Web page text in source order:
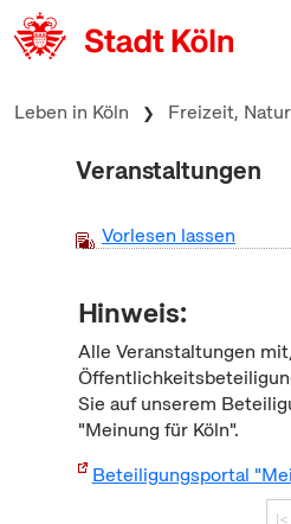
zum Inhalt springen
Leben in Köln Freizeit,
Veranstaltungen
Vorlesen lassen
Hinweis:
Alle Veranstaltungen
Sie auf unserem
"Meinung für Köln".
Beteiligungsportal